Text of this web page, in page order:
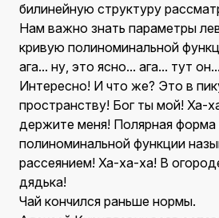
билинейную структуру
Нам важно знать параметры
кривую полиноминальной
ага... ну, это ясно... ага... тут
Интересно! И что же? Это в
пространству! Бог ты мой! Ха-
держите меня! Полярная
полиноминальной функции
рассеянием! Ха-ха-ха! В
дядька!
Чай кончился раньше нормы.